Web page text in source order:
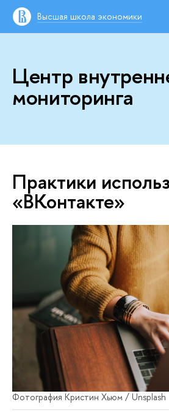
Высшая школа экономики
Центр
мониторинга
Практики
«ВКонтакте»
Фотография Кристин Хьюм / Unsplash